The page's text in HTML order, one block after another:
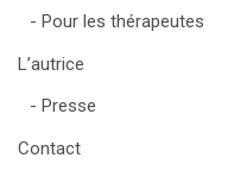
Pour les thérapeutes
L’autrice
Presse
Contact